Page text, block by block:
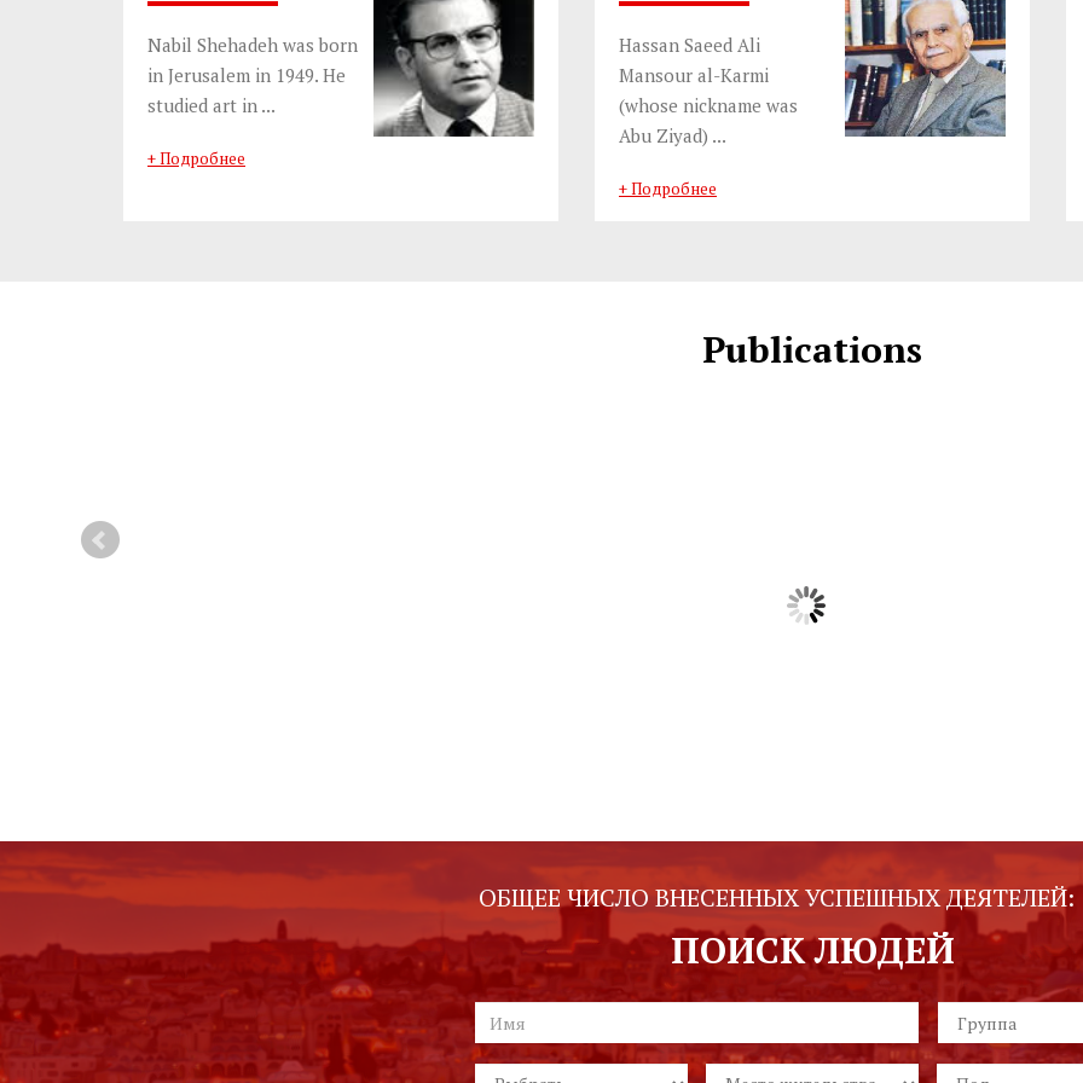
Nabil Shehadeh was born
in Jerusalem in 1949. He
studied art in ...
+ Подробнее
Hassan Saeed Ali
Mansour al-Karmi
(whose nickname was
Abu Ziyad) ...
+ Подробнее
Publications
ОБЩЕЕ ЧИСЛО ВНЕСЕННЫХ УСПЕШНЫХ ДЕЯТЕЛЕЙ:
ПОИСК ЛЮДЕЙ